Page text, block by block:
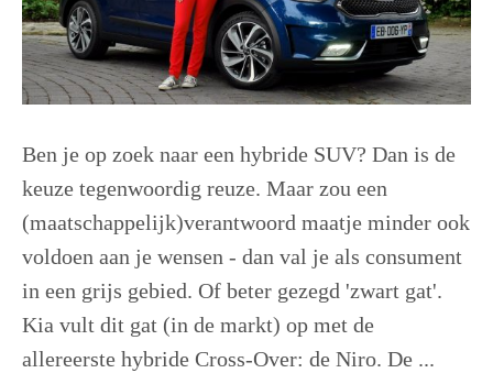
Ben je op zoek naar een hybride SUV? Dan is de
keuze tegenwoordig reuze. Maar zou een
(maatschappelijk)verantwoord maatje minder ook
voldoen aan je wensen - dan val je als consument
in een grijs gebied. Of beter gezegd 'zwart gat'.
Kia vult dit gat (in de markt) op met de
allereerste hybride Cross-Over: de Niro. De ...